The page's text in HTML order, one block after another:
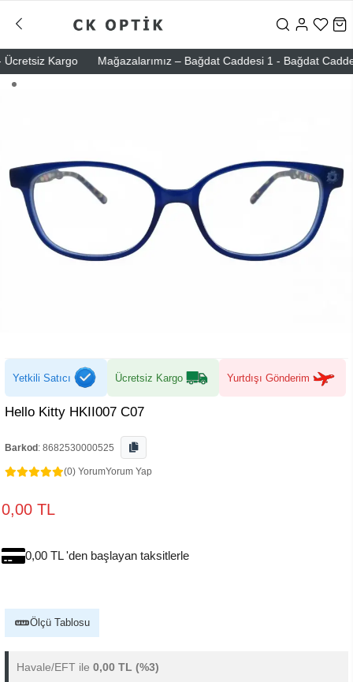
Kargo Mağazalarımız – Bağdat Caddesi 1 - Bağdat
Yetkili Satıcı Ücretsiz Kargo Yurtdışı Gönderim
Hello Kitty HKII007 C07
Barkod : 8682530000525
(0) YorumYorum Yap
0,00 TL
0,00 TL 'den başlayan taksitlerle
Ölçü Tablosu
Havale/EFT ile 0,00 TL (%3)